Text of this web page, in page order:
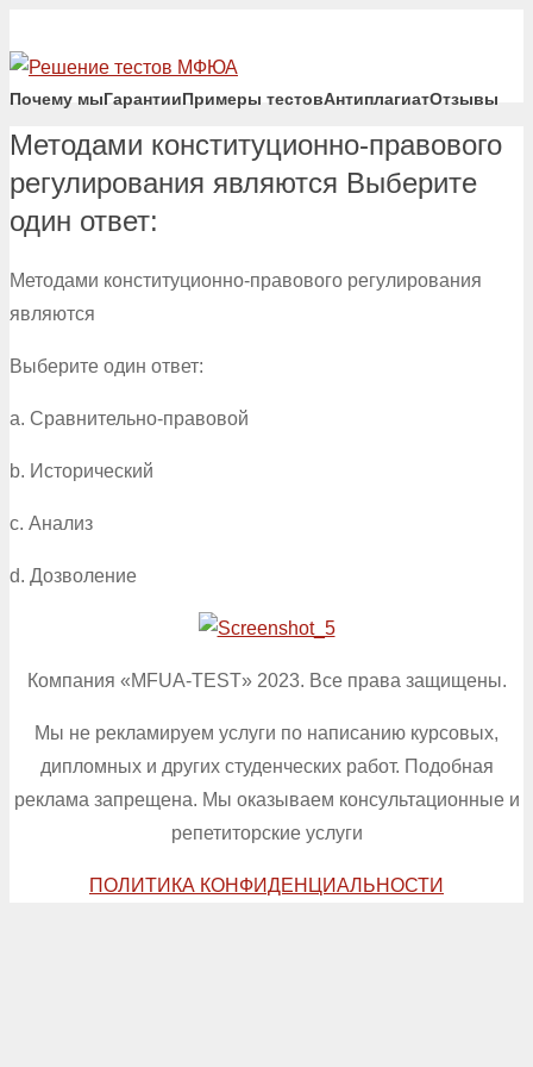
Почему мыГарантииПримеры тестовАнтиплагиатОтзывы
Методами конституционно-правового
регулирования являются Выберите
один ответ:
Методами конституционно-правового регулирования
являются
Выберите один ответ:
a. Сравнительно-правовой
b. Исторический
c. Анализ
d. Дозволение
Компания «MFUA-TEST» 2023. Все права защищены.
Мы не рекламируем услуги по написанию курсовых,
дипломных и других студенческих работ. Подобная
реклама запрещена. Мы оказываем консультационные и
репетиторские услуги
ПОЛИТИКА КОНФИДЕНЦИАЛЬНОСТИ